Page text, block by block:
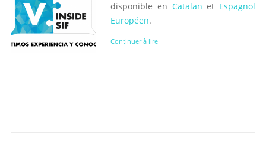
disponible en Catalan et Espagnol
Européen.
Continuer à lire